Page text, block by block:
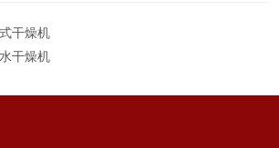
干燥机
干燥机